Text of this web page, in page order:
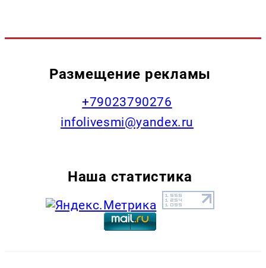
Размещение рекламы
+79023790276
infolivesmi@yandex.ru
Наша статистика